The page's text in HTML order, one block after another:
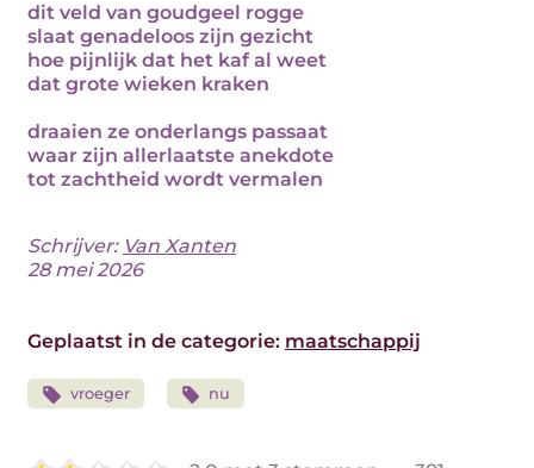
dit veld van goudgeel rogge
slaat genadeloos zijn gezicht
hoe pijnlijk dat het kaf al weet
dat grote wieken kraken
draaien ze onderlangs passaat
waar zijn allerlaatste anekdote
tot zachtheid wordt vermalen
Schrijver: Van Xanten
28 mei 2026
Geplaatst in de categorie: maatschappij
vroeger nu